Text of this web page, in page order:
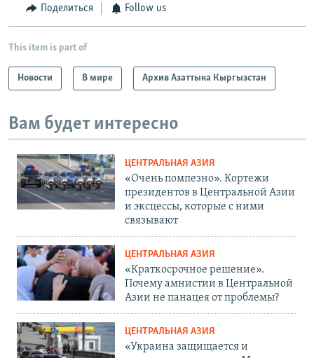
Поделиться Follow us
This item is part of
Новости В мире Архив Азаттыка Кыргызстан
Вам будет интересно
ЦЕНТРАЛЬНАЯ АЗИЯ
«Очень помпезно». Кортежи
президентов в Центральной Азии
и эксцессы, которые с ними
связывают
ЦЕНТРАЛЬНАЯ АЗИЯ
«Краткосрочное решение».
Почему амнистии в Центральной
Азии не панацея от проблемы?
ЦЕНТРАЛЬНАЯ АЗИЯ
«Украина защищается и